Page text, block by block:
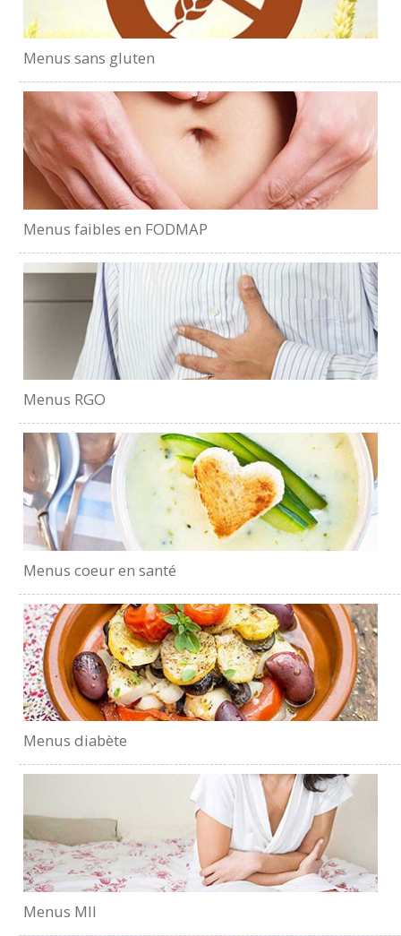
Menus sans gluten
Menus faibles en FODMAP
Menus RGO
Menus coeur en santé
Menus diabète
Menus MII